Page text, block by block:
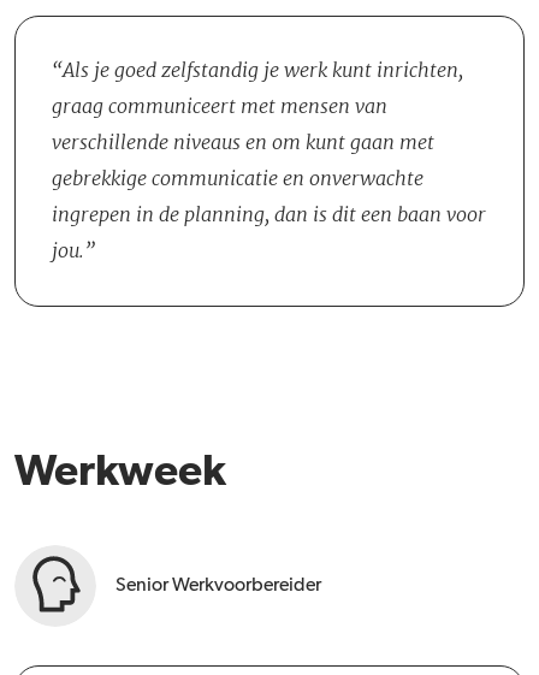
Uitvoerders en meestal één of meerdere collega-
Werkvoorbereiders. Je werkt grotendeels vanuit de keet op de
bouwplaats, wat zorgt voor korte lijnen en een directe
samenwerking met de uitvoering, al ben je voor administratieve
Werkvoorbereiders, terwijl je richting de afronding meer
zelfstandig de laatste details beheert.
Als je goed zelfstandig je werk kunt inrichten,
graag communiceert met mensen van
verschillende niveaus en om kunt gaan met
gebrekkige communicatie en onverwachte
ingrepen in de planning, dan is dit een baan voor
jou.
Werkweek
Senior Werkvoorbereider